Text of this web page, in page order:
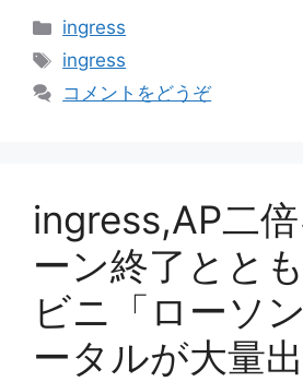
カ
テ
リ
ingress
タ
グ
ingress
コメントをどうぞ
ingress,AP二
ーン終了とと
ビニ「ローソ
ータルが大量出